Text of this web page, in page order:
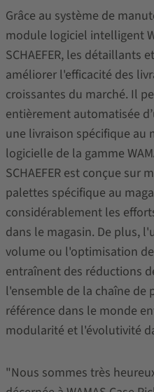
Grâce au système de
module logiciel intelligent
SCHAEFER, les détaillants
améliorer l'efficacité des
croissantes du marché. Il
entièrement automatisée
une livraison spécifique au
logicielle de la gamme
SCHAEFER est conçue sur
palettes spécifique au
considérablement les
dans le magasin. De plus,
volume ou l'optimisation
entraînent des réductions
l'ensemble de la chaîne de
référence dans le monde
modularité et l'évolutivité
"Nous sommes très